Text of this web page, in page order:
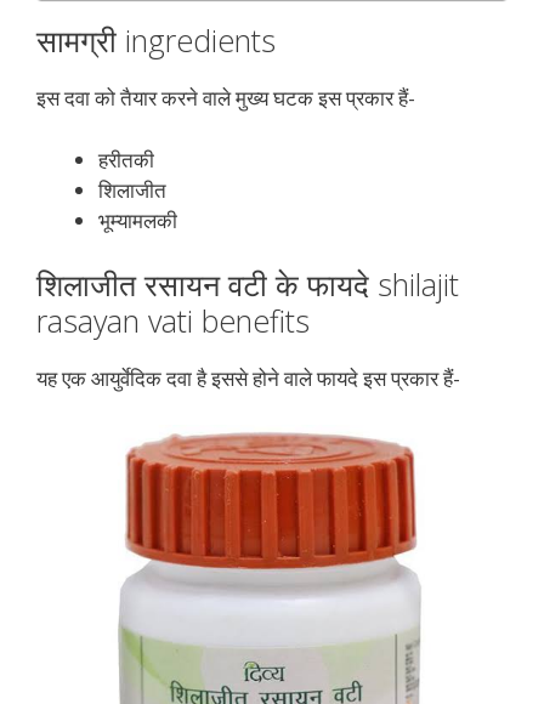
सामग्री ingredients
इस दवा को तैयार करने वाले मुख्य घटक इस प्रकार हैं-
हरीतकी
शिलाजीत
भूम्यामलकी
शिलाजीत रसायन वटी के फायदे shilajit
rasayan vati benefits
यह एक आयुर्वेदिक दवा है इससे होने वाले फायदे इस प्रकार हैं-